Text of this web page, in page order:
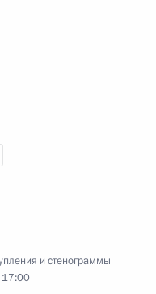
и стенограммы
17:00